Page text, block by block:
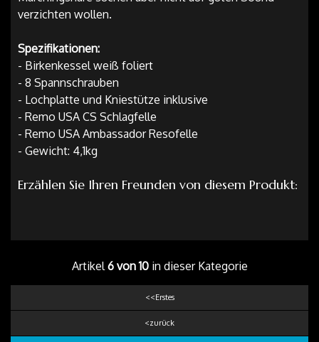
verzichten wollen.
Spezifikationen:
- Birkenkessel weiß foliert
- 8 Spannschrauben
- Lochplatte und Kniestütze inklusive
- Remo USA CS Schlagfelle
- Remo USA Ambassador Resofelle
- Gewicht: 4,1kg
Erzählen Sie Ihren Freunden von diesem Produkt:
Artikel 6 von 10in dieser Kategorie
<<Erstes
<zurück